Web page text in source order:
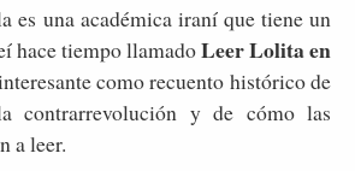
es una académica iraní que tiene un
hace tiempo llamadoLeer Lolita en
como recuento histórico de
contrarrevolución y de cómo las
a leer.